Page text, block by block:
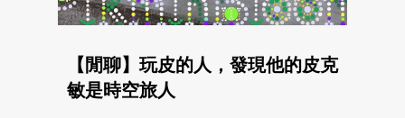
【閒聊】玩皮的人，發現他的皮克
敏是時空旅人